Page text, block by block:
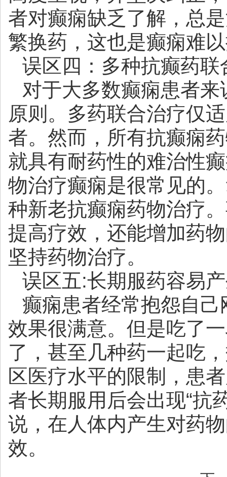
者对癫痫缺乏了解，总
繁换药，这也是癫痫难
误区四：多种抗癫药联
对于大多数癫痫患者
原则。多药联合治疗仅
者。然而，所有抗癫痫
就具有耐药性的难治性
物治疗癫痫是很常见的
种新老抗癫痫药物治疗
提高疗效，还能增加药
坚持药物治疗。
误区五:长期服药容易
癫痫患者经常抱怨自
效果很满意。但是吃了
了，甚至几种药一起吃
区医疗水平的限制，患
者长期服用后会出现“抗
说，在人体内产生对药
效。